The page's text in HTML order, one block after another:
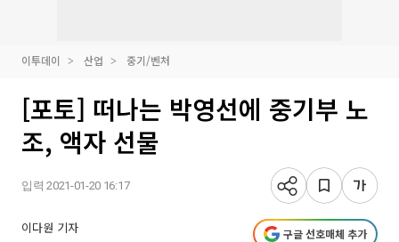
이투데이 산업 중기/벤처
[포토] 떠나는 박영선에 중기부 노
조, 액자 선물
입력 2021-01-20 16:17
이다원 기자 구글 선호매체 추가